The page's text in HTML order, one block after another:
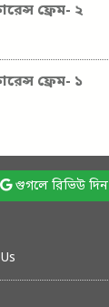
ফ্রেম- ২
ফ্রেম- ১
গুগলে রিভিউ দিন